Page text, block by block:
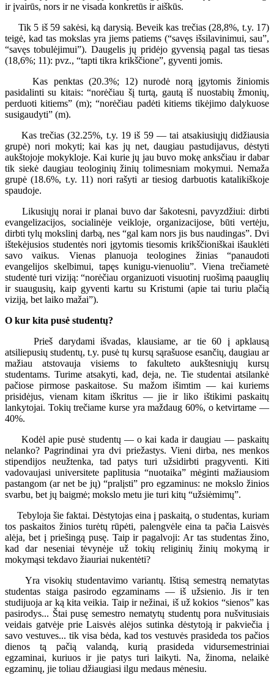
ir įvairūs, nors ir ne visada konkretūs ir aiškūs.
Tik 5 iš 59 sakėsi, ką darysią. Beveik kas trečias (28,8%, t.y. 17)
teigė, kad tas mokslas yra jiems patiems (“savęs išsilavinimui, sau”,
“savęs tobulėjimui”). Daugelis jų pridėjo gyvensią pagal tas tiesas
(18,6%; 11): pvz., “tapti tikra krikščione”, gyventi jomis.
Kas penktas (20.3%; 12) nurodė norą įgytomis žiniomis
pasidalinti su kitais: “norėčiau šį turtą, gautą iš nuostabių žmonių,
perduoti kitiems” (m); “norėčiau padėti kitiems tikėjimo dalykuose
susigaudyti” (m).
Kas trečias (32.25%, t.y. 19 iš 59 — tai atsakiusiųjų didžiausia
grupė) nori mokyti; kai kas jų net, daugiau pastudijavus, dėstyti
aukštojoje mokykloje. Kai kurie jų jau buvo mokę anksčiau ir dabar
tik siekė daugiau teologinių žinių tolimesniam mokymui. Nemaža
grupė (18.6%, t.y. 11) nori rašyti ar tiesiog darbuotis katalikiškoje
spaudoje.
Likusiųjų norai ir planai buvo dar šakotesni, pavyzdžiui: dirbti
evangelizacijos, socialinėje veikloje, organizacijose, būti vertėju,
dirbti tylų mokslinį darbą, nes “gal kam nors jis bus naudingas”. Dvi
ištekėjusios studentės nori įgytomis tiesomis krikščioniškai išauklėti
savo vaikus. Vienas planuoja teologines žinias “panaudoti
evangelijos skelbimui, tapęs kunigu-vienuoliu”. Viena trečiametė
studentė turi viziją: “norėčiau organizuoti visuotinį ruošimą paauglių
ir suaugusių, kaip gyventi kartu su Kristumi (apie tai turiu plačią
viziją, bet laiko mažai”).
O kur kita pusė studentų?
Prieš darydami išvadas, klausiame, ar tie 60 į apklausą
atsiliepusių studentų, t.y. pusė tų kursų sąrašuose esančių, daugiau ar
mažiau atstovauja visiems to fakulteto aukštesniųjų kursų
studentams. Turime atsakyti, kad, deja, ne. Tie studentai atsilankė
pačiose pirmose paskaitose. Su mažom išimtim — kai kuriems
prisidėjus, vienam kitam iškritus — jie ir liko ištikimi paskaitų
lankytojai. Tokių trečiame kurse yra maždaug 60%, o ketvirtame —
40%.
Kodėl apie pusė studentų — o kai kada ir daugiau — paskaitų
nelanko? Pagrindinai yra dvi priežastys. Vieni dirba, nes menkos
stipendijos neužtenka, tad patys turi užsidirbti pragyventi. Kiti
vadovaujasi universitete paplitusia “nuotaika” mėginti mažiausiom
pastangom (ar net be jų) “pralįsti” pro egzaminus: ne mokslo žinios
svarbu, bet jų baigmė; mokslo metu jie turi kitų “užsiėmimų”.
Tebyloja šie faktai. Dėstytojas eina į paskaitą, o studentas, kuriam
tos paskaitos žinios turėtų rūpėti, palengvėle eina ta pačia Laisvės
alėja, bet į priešingą pusę. Taip ir pagalvoji: Ar tas studentas žino,
kad dar neseniai tėvynėje už tokių religinių žinių mokymą ir
mokymąsi tekdavo žiauriai nukentėti?
Yra visokių studentavimo variantų. Ištisą semestrą nematytas
studentas staiga pasirodo egzaminams — iš užsienio. Jis ir ten
studijuoja ar ką kita veikia. Taip ir nežinai, iš už kokios “sienos” kas
pasirodys... Štai pusę semestro nematytų studentų pora nušvitusiais
veidais gatvėje prie Laisvės alėjos sutinka dėstytoją ir pakviečia į
savo vestuves... tik visa bėda, kad tos vestuvės prasideda tos pačios
dienos tą pačią valandą, kurią prasideda vidursemestriniai
egzaminai, kuriuos ir jie patys turi laikyti. Na, žinoma, nelaikė
egzaminų, jie toliau džiaugiasi ilgu medaus mėnesiu.